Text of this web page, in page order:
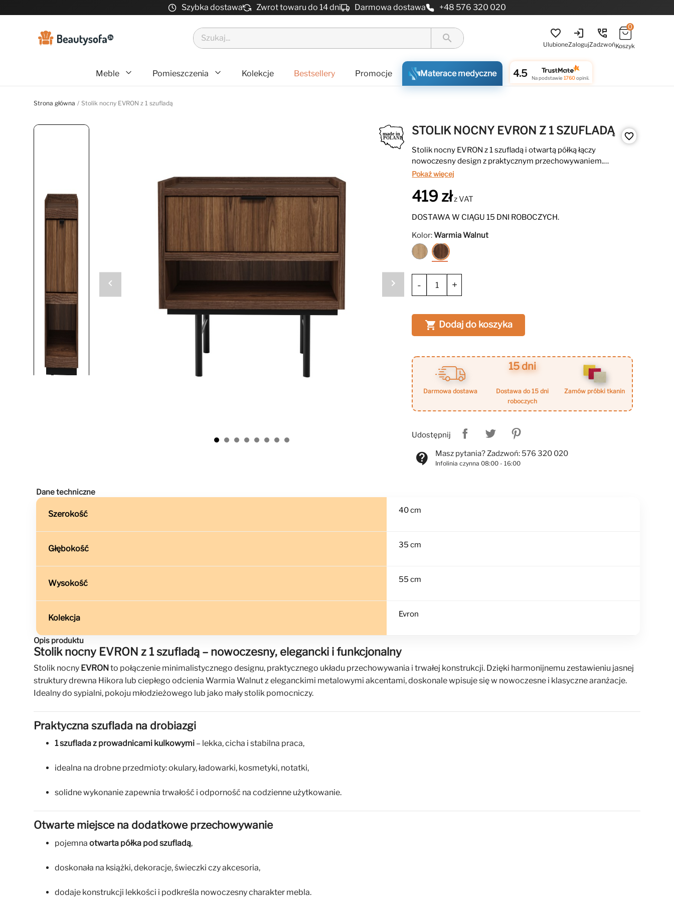
Szybka dostawa Zwrot towaru do 14 dni Darmowa dostawa +48 576 320 020
search favorite_border
Ulubione
login
Zaloguj
perm_phone_msg
Zadzwoń
0
Koszyk
Meble Pomieszczenia Kolekcje Bestsellery Promocje Materace medyczne 4.5 Na podstawie 1760opinii.
Strona główna Stolik nocny EVRON z 1 szufladą
STOLIK NOCNY EVRON Z 1 SZUFLADĄ
Stolik nocny EVRON z 1 szufladą i otwartą półką łączy
nowoczesny design z praktycznym przechowywaniem.
Eleganckie metalowe elementy i dwa kolory wykończenia
Pokaż więcej
419 złz VAT
DOSTAWA W CIĄGU 15 DNI ROBOCZYCH.
Kolor:Warmia Walnut
Hikora Warmia
Walnut
- +
 Dodaj do koszyka
darmowa dostawa
15 dni
dostawa do 15 dni
roboczych
zamów próbki tkanin
Udostępnij
favorite_border
contact_support Masz pytania? Zadzwoń: 576 320 020
Infolinia czynna 08:00 - 16:00
Dane techniczne
Szerokość 40 cm
Głębokość 35 cm
Wysokość 55 cm
Kolekcja Evron
Opis produktu
Stolik nocny EVRON z 1 szufladą – nowoczesny, elegancki i funkcjonalny
Stolik nocny EVRONto połączenie minimalistycznego designu, praktycznego układu przechowywania i trwałej konstrukcji. Dzięki harmonijnemu zestawieniu jasnej
struktury drewna Hikora lub ciepłego odcienia Warmia Walnut z eleganckimi metalowymi akcentami, doskonale wpisuje się w nowoczesne i klasyczne aranżacje.
Idealny do sypialni, pokoju młodzieżowego lub jako mały stolik pomocniczy.
Praktyczna szuflada na drobiazgi
1 szuflada z prowadnicami kulkowymi – lekka, cicha i stabilna praca,
idealna na drobne przedmioty: okulary, ładowarki, kosmetyki, notatki,
solidne wykonanie zapewnia trwałość i odporność na codzienne użytkowanie.
Otwarte miejsce na dodatkowe przechowywanie
pojemnaotwarta półka pod szufladą,
doskonała na książki, dekoracje, świeczki czy akcesoria,
dodaje konstrukcji lekkości i podkreśla nowoczesny charakter mebla.